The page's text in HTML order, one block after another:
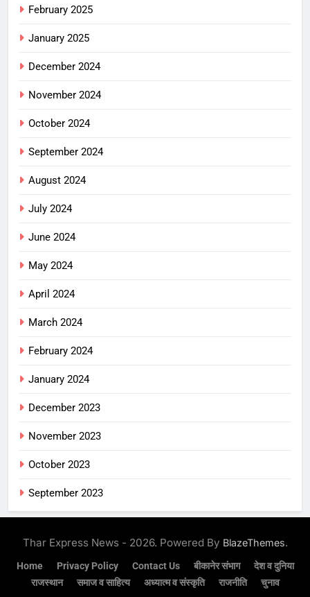
February 2025
January 2025
December 2024
November 2024
October 2024
September 2024
August 2024
July 2024
June 2024
May 2024
April 2024
March 2024
February 2024
January 2024
December 2023
November 2023
October 2023
September 2023
Thar Express News - 2026. Powered By BlazeThemes.
Home Privacy Policy Contact Us बीकानेर संभाग
देश व दुनिया
राजस्थान
समाज व साहित्य अध्यात्म व संस्कृति राजनीति चुनाव